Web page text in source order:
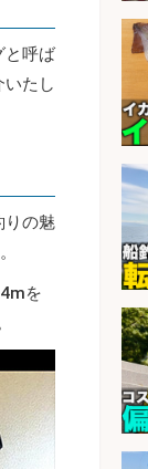
と呼ば
たし
りの魅
を